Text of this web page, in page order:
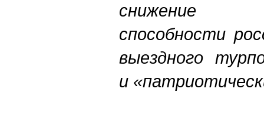
снижение
способности
выездного
и